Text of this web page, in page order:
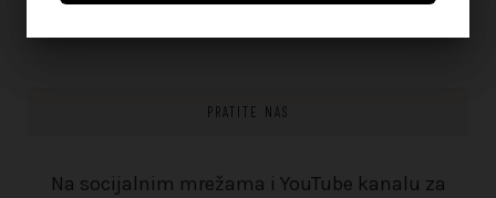
PRATITE NAS
Na socijalnim mrežama i YouTube kanalu za